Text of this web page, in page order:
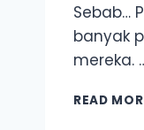
Sebab…
banyak
mereka.
READ